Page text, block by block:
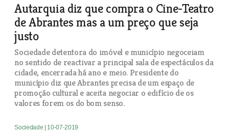
Autarquia diz que compra o Cine-Teatro
de Abrantes mas a um preço que seja
justo
Sociedade detentora do imóvel e município negoceiam
no sentido de reactivar a principal sala de espectáculos da
cidade, encerrada há ano e meio. Presidente do
município diz que Abrantes precisa de um espaço de
promoção cultural e aceita negociar o edifício de os
valores forem os do bom senso.
Sociedade | 10-07-2019